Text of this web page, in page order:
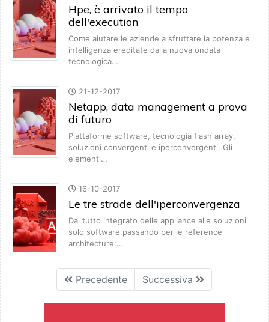
Hpe, è arrivato il tempo
dell'execution
Come aiutare le aziende a sfruttare la potenza e
intelligenza ereditate dalla nuova ondata
tecnologica…
21-12-2017
Netapp, data management a prova
di futuro
Piattaforme software, tecnologia flash array,
soluzioni convergenti e iperconvergenti. Gli
elementi…
16-10-2017
Le tre strade dell'iperconvergenza
Dal tutto integrato delle appliance alle soluzioni
solo software passando per le reference
architecture:…
Precedente Successiva